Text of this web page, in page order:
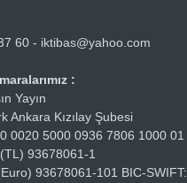
60 - iktibas@yahoo.com
:
Yayın
Ankara Kızılay Şubesi
0020 5000 0936 7806 1000 01
93678061-1
93678061-101 BIC-SWIFT: